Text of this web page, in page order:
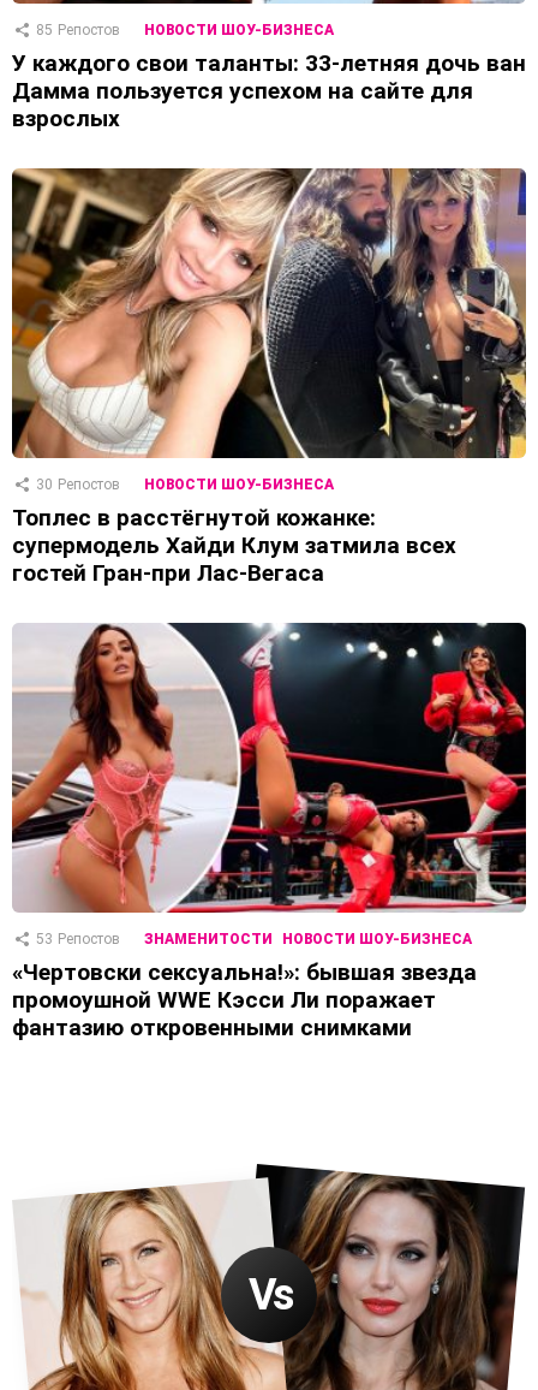
85 Репостов НОВОСТИ ШОУ-БИЗНЕСА
У каждого свои таланты: 33-летняя дочь ван
Дамма пользуется успехом на сайте для
взрослых
30 Репостов НОВОСТИ ШОУ-БИЗНЕСА
Топлес в расстёгнутой кожанке:
супермодель Хайди Клум затмила всех
гостей Гран-при Лас-Вегаса
53 Репостов ЗНАМЕНИТОСТИ НОВОСТИ ШОУ-БИЗНЕСА
«Чертовски сексуальна!»: бывшая звезда
промоушной WWE Кэсси Ли поражает
фантазию откровенными снимками